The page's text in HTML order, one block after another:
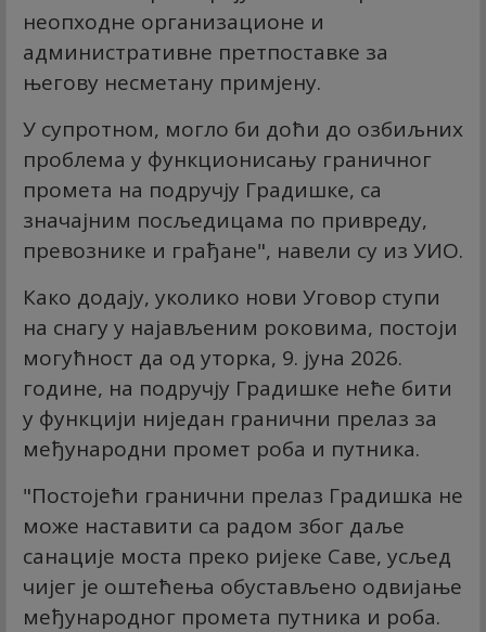
неопходне организационе и
административне претпоставке за
његову несметану примјену.
У супротном, могло би доћи до озбиљних
проблема у функционисању граничног
промета на подручју Градишке, са
значајним посљедицама по привреду,
превознике и грађане", навели су из УИО.
Како додају, уколико нови Уговор ступи
на снагу у најављеним роковима, постоји
могућност да од уторка, 9. јуна 2026.
године, на подручју Градишке неће бити
у функцији ниједан гранични прелаз за
међународни промет роба и путника.
"Постојећи гранични прелаз Градишка не
може наставити са радом због даље
санације моста преко ријеке Саве, усљед
чијег је оштећења обустављено одвијање
међународног промета путника и роба.